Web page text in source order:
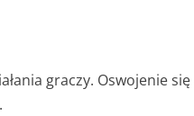
graczy. Oswojenie